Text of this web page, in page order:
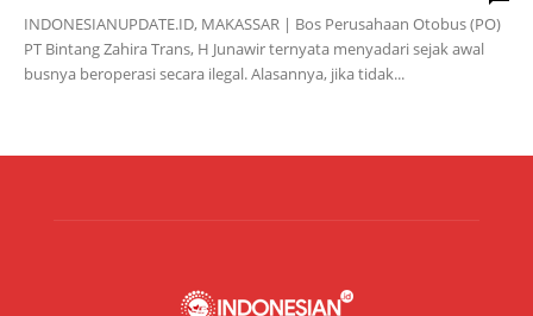
INDONESIANUPDATE.ID, MAKASSAR | Bos Perusahaan Otobus (PO)
PT Bintang Zahira Trans, H Junawir ternyata menyadari sejak awal
busnya beroperasi secara ilegal. Alasannya, jika tidak...